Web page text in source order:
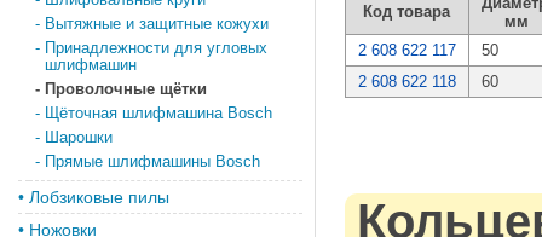
- Вытяжные и защитные кожухи
- Принадлежности для угловых
шлифмашин
- Проволочные щётки
- Щёточная шлифмашина Bosch
- Шарошки
- Прямые шлифмашины Bosch
• Лобзиковые пилы
• Ножовки
Код товара
мм
2 608 622 117
50
2 608 622 118
60